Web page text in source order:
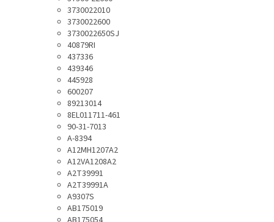
3730022010
3730022600
3730022650SJ
40879RI
437336
439346
445928
600207
89213014
8EL011711-461
90-31-7013
A-8394
A12MH1207A2
A12VA1208A2
A2T39991
A2T39991A
A9307S
AB175019